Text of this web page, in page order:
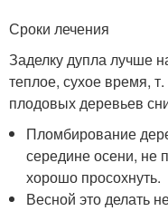
Сроки лечения
Заделку дупла лучше
теплое, сухое время,
плодовых деревьев
Пломбирование
середине осени, не
хорошо просохнуть.
Весной это делать